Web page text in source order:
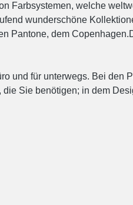
Farbsystemen, welche
wunderschöne
Pantone, dem
und für unterwegs. Bei
Sie benötigen; in dem